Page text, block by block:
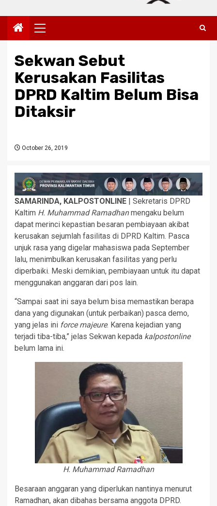
Primary
Menu
Sekwan Sebut
Kerusakan Fasilitas
DPRD Kaltim Belum Bisa
Ditaksir
October 26, 2019
SAMARINDA, KALPOSTONLINE | Sekretaris DPRD
Kaltim H. Muhammad Ramadhanmengaku belum
dapat merinci kepastian besaran pembiayaan akibat
kerusakan sejumlah fasilitas di DPRD Kaltim. Pasca
unjuk rasa yang digelar mahasiswa pada September
lalu, menimbulkan kerusakan fasilitas yang perlu
diperbaiki. Meski demikian, pembiayaan untuk itu dapat
menggunakan anggaran dari pos lain.
“Sampai saat ini saya belum bisa memastikan berapa
dana yang digunakan (untuk perbaikan) pasca demo,
yang jelas ini force majeure. Karena kejadian yang
terjadi tiba-tiba,” jelas Sekwan kepada kalpostonline
belum lama ini.
H. Muhammad Ramadhan
Besaraan anggaran yang diperlukan nantinya menurut
Ramadhan, akan dibahas bersama anggota DPRD.